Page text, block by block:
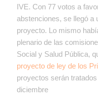
IVE. Con 77 votos a
abstenciones, se llegó a
proyecto. Lo mismo
plenario de las
Social y Salud Pública,
proyecto de ley de los
proyectos serán
diciembre